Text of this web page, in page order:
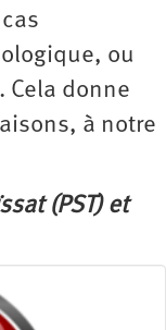
ou
Cela donne
à notre
(PST) et